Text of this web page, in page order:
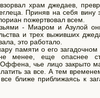
храм джедаев,
Приняв на себя вину
пожертвовал всем.
- Миаром и Азулой
и трех выживших
это работало.
памяти о его
менее, еще опаснее
Оффена, чье лицо закрыто
за все. А тем
ближе приближаясь к